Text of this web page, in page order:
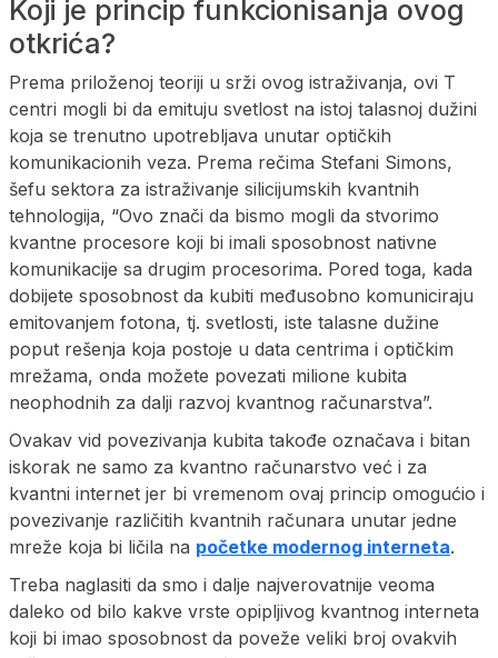
Koji je princip funkcionisanja ovog
otkrića?
Prema priloženoj teoriji u srži ovog istraživanja, ovi T
centri mogli bi da emituju svetlost na istoj talasnoj dužini
koja se trenutno upotrebljava unutar optičkih
komunikacionih veza. Prema rečima Stefani Simons,
šefu sektora za istraživanje silicijumskih kvantnih
tehnologija, “Ovo znači da bismo mogli da stvorimo
kvantne procesore koji bi imali sposobnost nativne
komunikacije sa drugim procesorima. Pored toga, kada
dobijete sposobnost da kubiti međusobno komuniciraju
emitovanjem fotona, tj. svetlosti, iste talasne dužine
poput rešenja koja postoje u data centrima i optičkim
mrežama, onda možete povezati milione kubita
neophodnih za dalji razvoj kvantnog računarstva”.
Ovakav vid povezivanja kubita takođe označava i bitan
iskorak ne samo za kvantno računarstvo već i za
kvantni internet jer bi vremenom ovaj princip omogućio i
povezivanje različitih kvantnih računara unutar jedne
mreže koja bi ličila na početke modernog interneta.
Treba naglasiti da smo i dalje najverovatnije veoma
daleko od bilo kakve vrste opipljivog kvantnog interneta
koji bi imao sposobnost da poveže veliki broj ovakvih